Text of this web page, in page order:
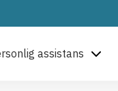
assistans